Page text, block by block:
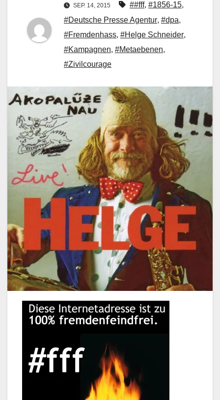
SEP. 14, 2015 ##fff, #1856-15,
#Deutsche Presse Agentur, #dpa,
#Fremdenhass, #Helge Schneider,
#Kampagnen, #Metaebenen,
#Zivilcourage